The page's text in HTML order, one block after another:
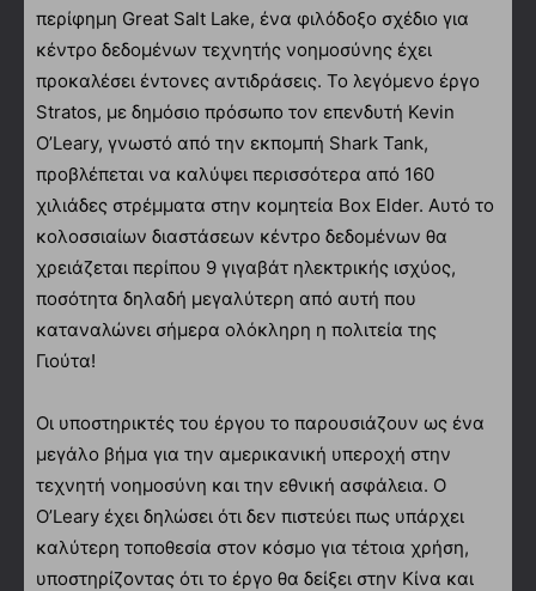
περίφημη Great Salt Lake, ένα φιλόδοξο σχέδιο για
κέντρο δεδομένων τεχνητής νοημοσύνης έχει
προκαλέσει έντονες αντιδράσεις. Το λεγόμενο έργο
Stratos, με δημόσιο πρόσωπο τον επενδυτή Kevin
O’Leary, γνωστό από την εκπομπή Shark Tank,
προβλέπεται να καλύψει περισσότερα από 160
χιλιάδες στρέμματα στην κομητεία Box Elder. Αυτό το
κολοσσιαίων διαστάσεων κέντρο δεδομένων θα
χρειάζεται περίπου 9 γιγαβάτ ηλεκτρικής ισχύος,
ποσότητα δηλαδή μεγαλύτερη από αυτή που
καταναλώνει σήμερα ολόκληρη η πολιτεία της
Γιούτα!
Οι υποστηρικτές του έργου το παρουσιάζουν ως ένα
μεγάλο βήμα για την αμερικανική υπεροχή στην
τεχνητή νοημοσύνη και την εθνική ασφάλεια. Ο
O’Leary έχει δηλώσει ότι δεν πιστεύει πως υπάρχει
καλύτερη τοποθεσία στον κόσμο για τέτοια χρήση,
υποστηρίζοντας ότι το έργο θα δείξει στην Κίνα και